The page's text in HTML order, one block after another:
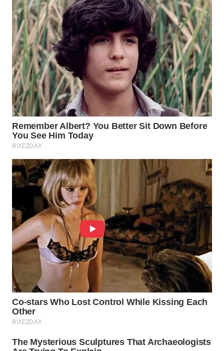
TAPANULI
UTARA
WN
SAMOSIR
WN
PADANG
LAWAS
WN
SUMEDANG
WN
CIANJUR
WN
KEPULAUAN
SERIBU
WN
TANGERANG
WN
WN